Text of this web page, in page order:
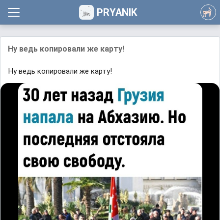
PRYANIK
Ну ведь копировали же карту!
Ну ведь копировали же карту!